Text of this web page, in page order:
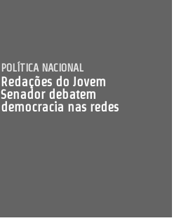
POLÍTICA NACIONAL
Redações do Jovem
Senador debatem
democracia nas redes